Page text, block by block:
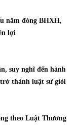
năm đóng BHXH,
lợi
suy nghĩ đến hành
thành luật sư giỏi
theo Luật Thương